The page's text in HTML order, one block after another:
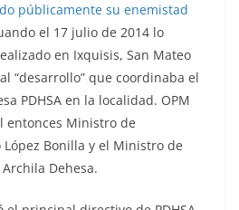
públicamente su enemistad
el 17 julio de 2014 lo
en Ixquisis, San Mateo
“desarrollo” que coordinaba el
PDHSA en la localidad. OPM
entonces Ministro de
Bonilla y el Ministro de
Dehesa.